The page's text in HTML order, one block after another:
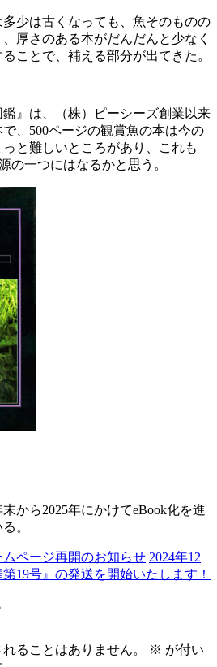
少は古くなっても、魚そのものの
厚さのある本がだんだんと少なく
ことで、補える部分が出てきた。
鑑』は、（株）ピーシーズ創業以来
、500ページの観賞魚の本は今の
と難しいところがあり、これも
の一つにはなるかと思う。
から2025年にかけてeBook化を進
。
ムページ再開のお知らせ 2024年12
19号』の発送を開始いたします！
ることはありません。 ※ が付い